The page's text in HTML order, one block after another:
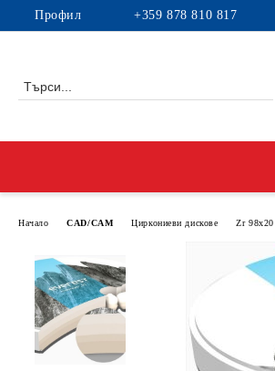
Профил +359 878 810 817
Начало CAD/CAM Циркониеви дискове Zr 98x20